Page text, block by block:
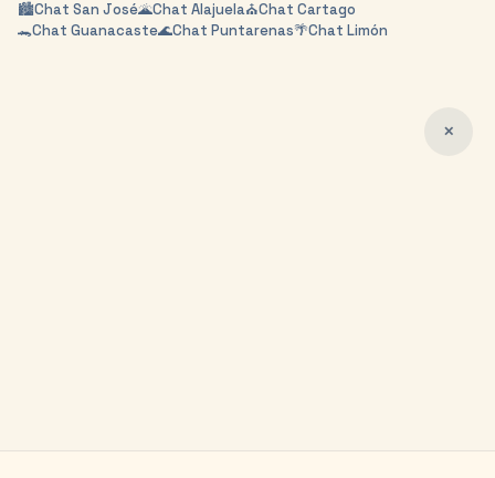
🏙️Chat San José🌋Chat Alajuela⛪Chat Cartago
🐊Chat Guanacaste🌊Chat Puntarenas🌴Chat Limón
✕